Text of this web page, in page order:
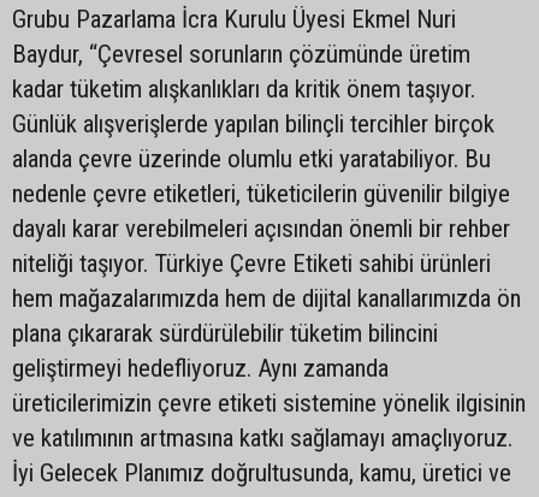
Grubu Pazarlama İcra Kurulu Üyesi Ekmel Nuri
Baydur, “Çevresel sorunların çözümünde üretim
kadar tüketim alışkanlıkları da kritik önem taşıyor.
Günlük alışverişlerde yapılan bilinçli tercihler birçok
alanda çevre üzerinde olumlu etki yaratabiliyor. Bu
nedenle çevre etiketleri, tüketicilerin güvenilir bilgiye
dayalı karar verebilmeleri açısından önemli bir rehber
niteliği taşıyor. Türkiye Çevre Etiketi sahibi ürünleri
hem mağazalarımızda hem de dijital kanallarımızda ön
plana çıkararak sürdürülebilir tüketim bilincini
geliştirmeyi hedefliyoruz. Aynı zamanda
üreticilerimizin çevre etiketi sistemine yönelik ilgisinin
ve katılımının artmasına katkı sağlamayı amaçlıyoruz.
İyi Gelecek Planımız doğrultusunda, kamu, üretici ve